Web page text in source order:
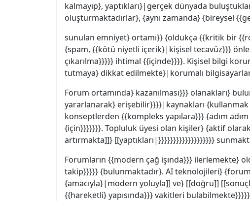
kalmayıp}, yaptıkları}|gerçek dünyada
oluşturmaktadırlar}, {aynı zamanda} {bireysel
sunulan emniyet} ortamı}} {oldukça {{kritik bir
{spam, {{kötü niyetli içerik}|kişisel tecavüz}}}
çıkarılma}}}}} ihtimal {{içinde}}}}. Kişisel bilgi
tutmaya} dikkat edilmekte}|korumalı
Forum ortamında} kazanılması}}} olanakları}
yararlanarak} erişebilir}}}}|kaynakları
konseptlerden {{kompleks yapılara}}} {adım
{için}}}}}}}. Topluluk üyesi olan kişiler} {aktif
artırmakta]]} [[yaptıkları|}}}}}}}}}}}}}}}}}}}
Forumların {{modern çağ işında}}} ilerlemekte}
takip}}}}} {bulunmaktadır}. AI teknolojileri}
{amacıyla}|modern yoluyla]] ve} [[doğru]]
{{hareketli} yapısında}}} vakitleri